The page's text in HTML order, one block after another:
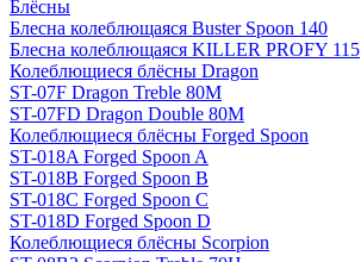
Блёсны
Блесна колеблющаяся Buster Spoon 140
Блесна колеблющаяся KILLER PROFY 115
Колеблющиеся блёсны Dragon
ST-07F Dragon Treble 80M
ST-07FD Dragon Double 80M
Колеблющиеся блёсны Forged Spoon
ST-018A Forged Spoon A
ST-018B Forged Spoon B
ST-018C Forged Spoon C
ST-018D Forged Spoon D
Колеблющиеся блёсны Scorpion